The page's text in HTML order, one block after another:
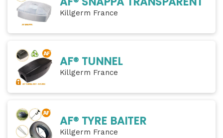
Killgerm France
AF® TUNNEL
Killgerm France
AF® TYRE BAITER
Killgerm France